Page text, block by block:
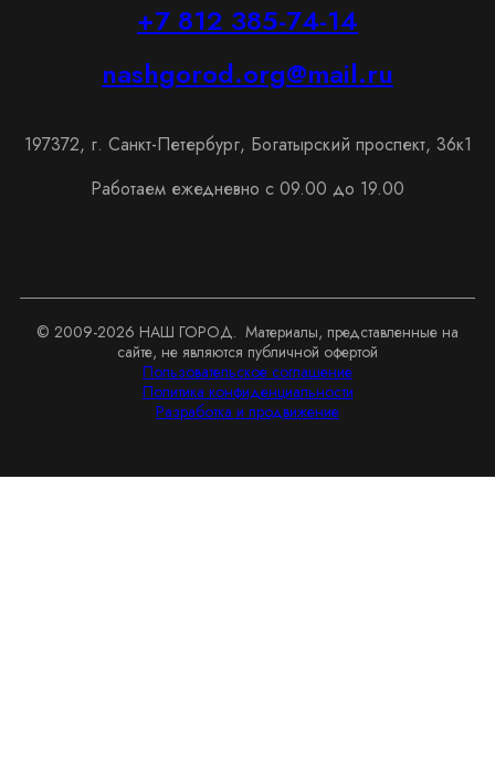
+7 812 385-74-14
nashgorod.org@mail.ru
197372, г. Санкт-Петербург, Богатырский проспект, 36к1
Работаем ежедневно с 09.00 до 19.00
© 2009-2026 НАШ ГОРОД. Материалы, представленные на
сайте, не являются публичной офертой
Пользовательское соглашение
Политика конфиденциальности
Разработка и продвижение